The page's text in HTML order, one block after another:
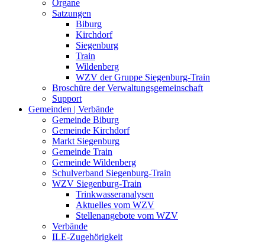
Organe
Satzungen
Biburg
Kirchdorf
Siegenburg
Train
Wildenberg
WZV der Gruppe Siegenburg-Train
Broschüre der Verwaltungsgemeinschaft
Support
Gemeinden | Verbände
Gemeinde Biburg
Gemeinde Kirchdorf
Markt Siegenburg
Gemeinde Train
Gemeinde Wildenberg
Schulverband Siegenburg-Train
WZV Siegenburg-Train
Trinkwasseranalysen
Aktuelles vom WZV
Stellenangebote vom WZV
Verbände
ILE-Zugehörigkeit